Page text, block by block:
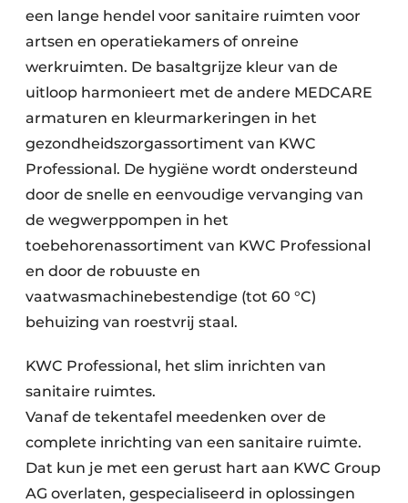
een lange hendel voor sanitaire ruimten voor
artsen en operatiekamers of onreine
werkruimten. De basaltgrijze kleur van de
uitloop harmonieert met de andere MEDCARE
armaturen en kleurmarkeringen in het
gezondheidszorgassortiment van KWC
Professional. De hygiëne wordt ondersteund
door de snelle en eenvoudige vervanging van
de wegwerppompen in het
toebehorenassortiment van KWC Professional
en door de robuuste en
vaatwasmachinebestendige (tot 60 °C)
behuizing van roestvrij staal.
KWC Professional, het slim inrichten van
sanitaire ruimtes.
Vanaf de tekentafel meedenken over de
complete inrichting van een sanitaire ruimte.
Dat kun je met een gerust hart aan KWC Group
AG overlaten, gespecialiseerd in oplossingen